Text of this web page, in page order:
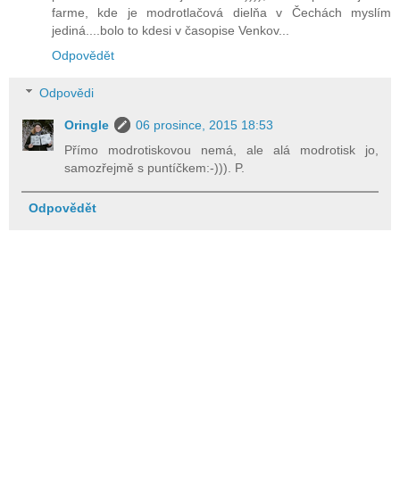
farme, kde je modrotlačová dielňa v Čechách myslím
jediná....bolo to kdesi v časopise Venkov...
Odpovědět
Odpovědi
Oringle
06 prosince, 2015 18:53
Přímo modrotiskovou nemá, ale alá modrotisk jo,
samozřejmě s puntíčkem:-))). P.
Odpovědět